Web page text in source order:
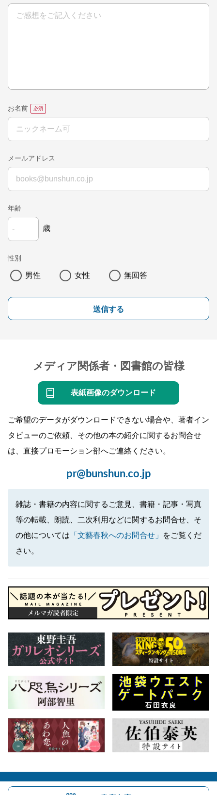
お名前
メールアドレス
年齢
歳
性別
男性 女性 無回答
送信する
メディア関係者・図書館の皆様
表紙画像のダウンロード
ご希望のデータがダウンロードできない場合や、著者イン
タビューのご依頼、その他の本の紹介に関するお問合せ
は、直接プロモーション部へご連絡ください。
pr@bunshun.co.jp
雑誌・書籍の内容に関するご意見、書籍・記事・写真
等の転載、朗読、二次利用などに関するお問合せ、そ
の他については 「文藝春秋へのお問合せ」
をご覧くだ
さい。
会社概要 自費出版のご案内 お問合せ